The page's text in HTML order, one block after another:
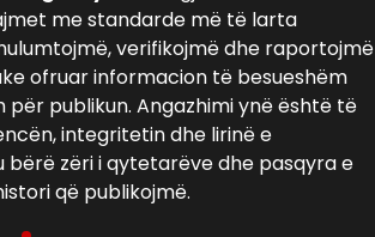
me standarde më të larta
verifikojmë dhe raportojmë
ofruar informacion të besueshëm
publikun. Angazhimi ynë është të
integritetin dhe lirinë e
bërë zëri i qytetarëve dhe pasqyra e
që publikojmë.